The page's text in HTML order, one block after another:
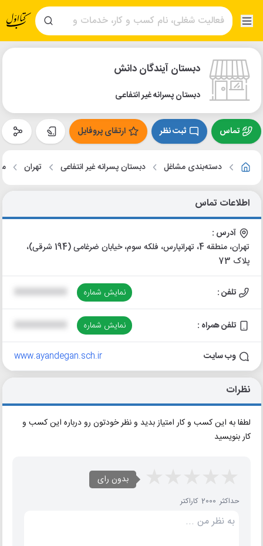
دبستان آیندگان دانش
دبستان پسرانه غیر انتفاعی
تماس ثبت نظر ارتقای پروفایل
دسته‌بندی مشاغل دبستان پسرانه غیر انتفاعی تهران
اطلاعات تماس
آدرس :
تهران، منطقه 4، تهرانپارس، فلکه سوم، خیابان ضرغامی (194 شرقی)،
پلاک 73
تلفن : نمایش شماره
تلفن همراه : نمایش شماره
وب سایت www.ayandegan.sch.ir
نظرات
لطفا به این کسب و کار امتیاز بدید و نظر خودتون رو درباره این کسب و
کار بنویسید
بدون رای
حداکثر 2000 کاراکتر